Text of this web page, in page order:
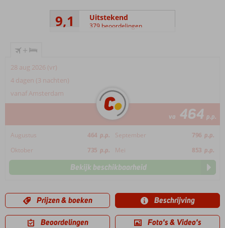
9,1 Uitstekend
379 beoordelingen
+
28 aug 2026 (vr)
4 dagen (3 nachten)
vanaf Amsterdam
va 464 p.p.
Augustus 464 p.p. September 796 p.p.
Oktober
735 p.p. Mei 853 p.p.
Bekijk beschikbaarheid
Prijzen & boeken Beschrijving
Beoordelingen Foto's & Video's